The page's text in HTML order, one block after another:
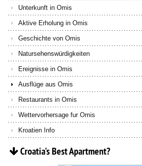
Unterkunft in Omis
Aktive Erholung in Omis
Geschichte von Omis
Natursehenswürdigkeiten
Ereignisse in Omis
Ausflüge aus Omis
Restaurants in Omis
Wettervorhersage fur Omis
Kroatien Info
Croatia'sBestApartment?